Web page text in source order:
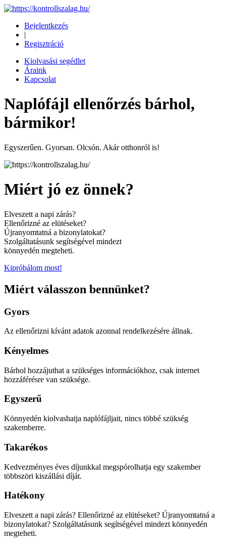
Bejelentkezés
|
Regisztráció
Kiolvasási segédlet
Áraink
Kapcsolat
Naplófájl ellenőrzés bárhol,
bármikor!
Egyszerűen. Gyorsan. Olcsón. Akár otthonról is!
Miért jó ez önnek?
Elveszett a napi zárás?
Ellenőrizné az elütéseket?
Újranyomtatná a bizonylatokat?
Szolgáltatásunk segítségével mindezt
könnyedén megteheti.
Kipróbálom most!
Miért válasszon bennünket?
Gyors
Az ellenőrizni kívánt adatok azonnal rendelkezésére állnak.
Kényelmes
Bárhol hozzájuthat a szükséges információkhoz, csak internet
hozzáférésre van szüksége.
Egyszerű
Könnyedén kiolvashatja naplófájljait, nincs többé szükség
szakemberre.
Takarékos
Kedvezményes éves díjunkkal megspórolhatja egy szakember
többszöri kiszállási díját.
Hatékony
Elveszett a napi zárás? Ellenőrizné az elütéseket? Újranyomtatná a
bizonylatokat? Szolgáltatásunk segítségével mindezt könnyedén
megteheti.